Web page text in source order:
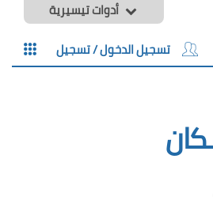
أدوات تيسيرية
تسجيل الدخول / تسجيل